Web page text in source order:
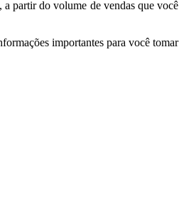
a partir do volume de vendas que você
importantes para você tomar